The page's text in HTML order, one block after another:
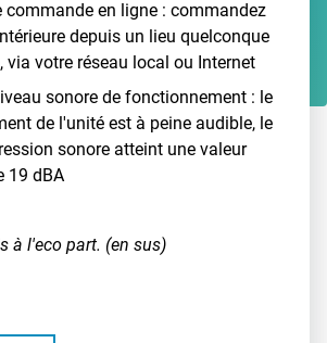
commande en ligne : commandez
depuis un lieu quelconque
via votre réseau local ou Internet
sonore de fonctionnement : le
de l'unité est à peine audible, le
sonore atteint une valeur
19 dBA
à l'eco part. (en sus)